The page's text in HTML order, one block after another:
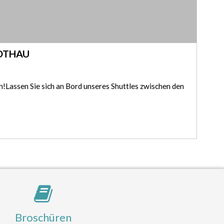
Sie sich an Bord unseres Shuttles zwischen den
Broschüren